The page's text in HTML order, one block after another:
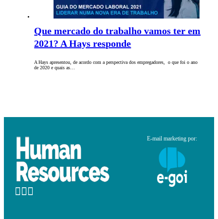
Que mercado do trabalho vamos ter em
2021? A Hays responde
A Hays apresentou, de acordo com a perspectiva dos empregadores, o que foi o ano
de 2020 e quais as…
E-mail marketing por: